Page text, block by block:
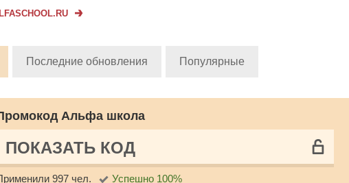
математику, р...
Последние обновления Популярные
Альфа школа
ПОКАЗАТЬ КОД
997 чел. Успешно 100%